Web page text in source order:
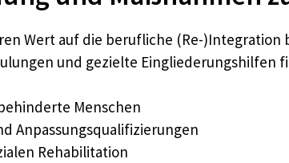
Wert auf die berufliche (Re-
und gezielte Eingliederungshilfen
Menschen
Anpassungsqualifizierungen
Rehabilitation